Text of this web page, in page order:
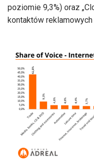
poziomie 9,3%) oraz
kontaktów reklamowych